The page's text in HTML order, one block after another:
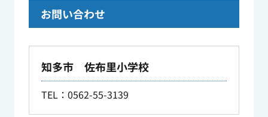
お問い合わせ
知多市 佐布里小学校
TEL：0562-55-3139